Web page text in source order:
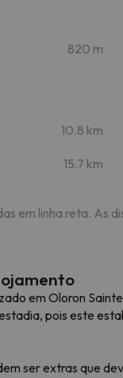
820 m
10.8 km
15.7 km
em linha reta. As
em Oloron
pois este
ser extras que